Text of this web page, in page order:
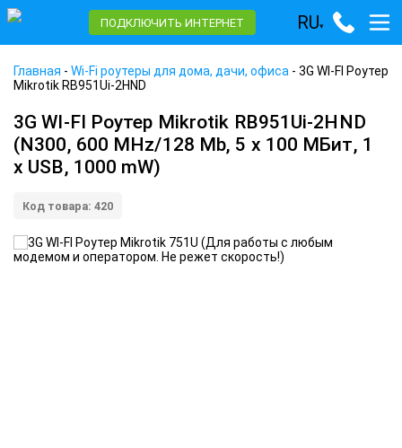
ПОДКЛЮЧИТЬ ИНТЕРНЕТ RU▾
Главная - Wi-Fi роутеры для дома, дачи, офиса - 3G WI-FI Роутер
Mikrotik RB951Ui-2HND
3G WI-FI Роутер Mikrotik RB951Ui-2HND
(N300, 600 MHz/128 Mb, 5 x 100 MБит, 1
x USB, 1000 mW)
Код товара: 420